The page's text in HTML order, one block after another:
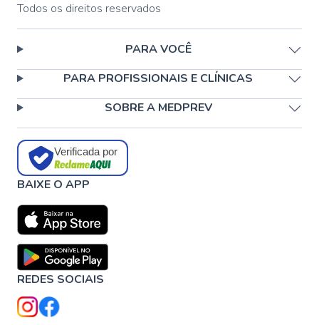
Todos os direitos reservados
PARA VOCÊ
PARA PROFISSIONAIS E CLÍNICAS
SOBRE A MEDPREV
Verificada por
BAIXE O APP
REDES SOCIAIS